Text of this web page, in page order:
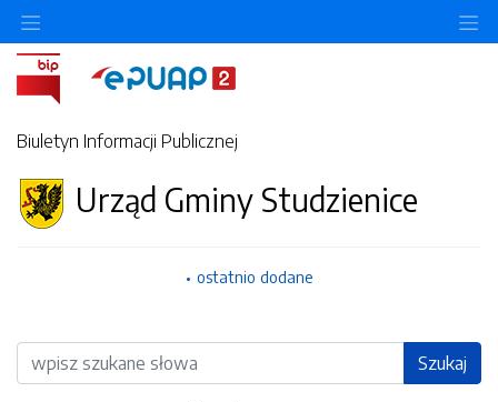
Biuletyn Informacji Publicznej
Urząd Gminy Studzienice
ostatnio dodane
Wyszukiwarka Szukaj